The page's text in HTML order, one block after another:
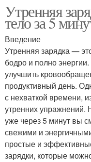
Утренняя
тело за 5
Введение
Утренняя зарядка —
бодро и полно
улучшить
продуктивный день.
с нехваткой времени,
утренних упражнений.
уже через 5 минут вы
свежими и
простые и
зарядки, которые